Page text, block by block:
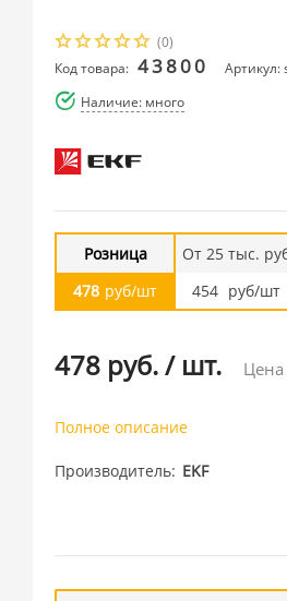
(0)
Код товара: 43800
Артикул:
Наличие: много
Розница
478 руб/шт
От 25 тыс.
454 руб/шт
478 руб./ шт. Цена
Полное описание
Производитель EKF